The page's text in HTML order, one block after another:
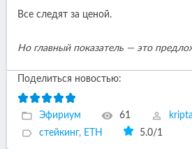
Все следят за ценой.
Но главный показатель — это
Поделиться новостью:
Эфириум 61
стейкинг, ETH 5.0/1